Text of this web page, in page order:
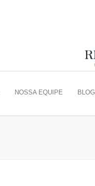
NOSSA EQUIPE BLOG